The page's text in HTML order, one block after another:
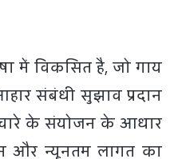
में विकसित है, जो गाय
संबंधी सुझाव प्रदान
चारे के संयोजन के आधार
और न्यूनतम लागत का